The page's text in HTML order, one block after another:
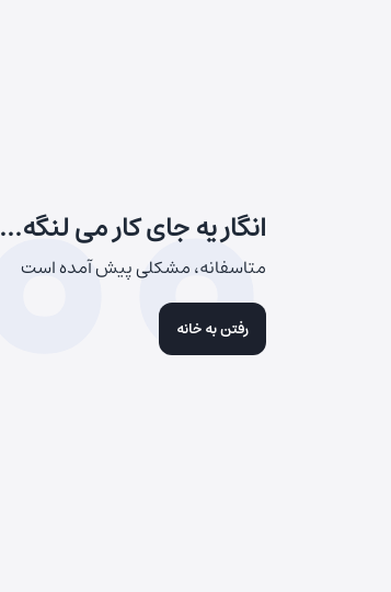
انگار یه جای کار می لنگه...
متاسفانه، مشکلی پیش آمده است
رفتن به خانه
500